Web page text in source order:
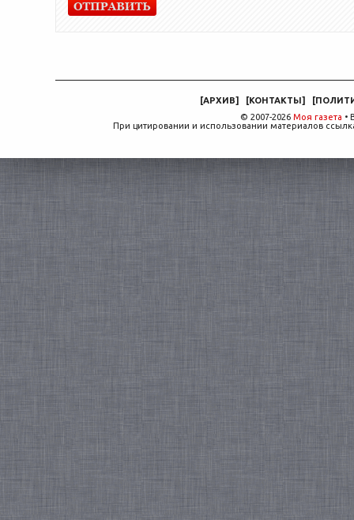
[АРХИВ] [КОНТАКТЫ] [
© 2007-2026 Моя газета •
При цитировании и использовании материалов